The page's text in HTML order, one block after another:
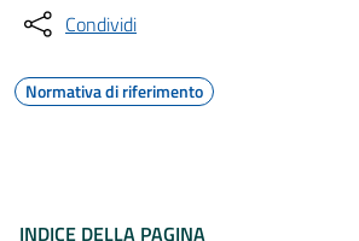
Condividi
Normativa di riferimento
INDICE DELLA PAGINA